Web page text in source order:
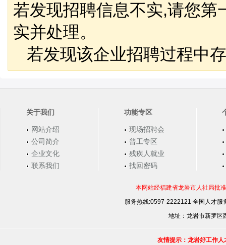
若发现招聘信息不实,请您第
实并处理。
若发现该企业招聘过程中
关于我们
网站介绍
公司简介
企业文化
联系我们
功能专区
现场招聘会
普工专区
残疾人就业
找回密码
本网站经福建省龙岩市人社局批
服务热线:0597-2222121 全国人才
地址：龙岩市新罗区
友情提示：龙岩好工作